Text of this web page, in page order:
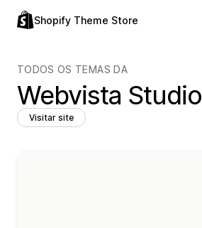
Shopify Theme Store
TODOS OS TEMAS DA
Webvista Studio
Visitar site